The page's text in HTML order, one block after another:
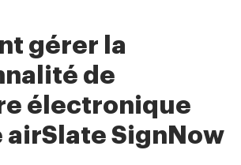
gérer la
de
électronique
SignNow